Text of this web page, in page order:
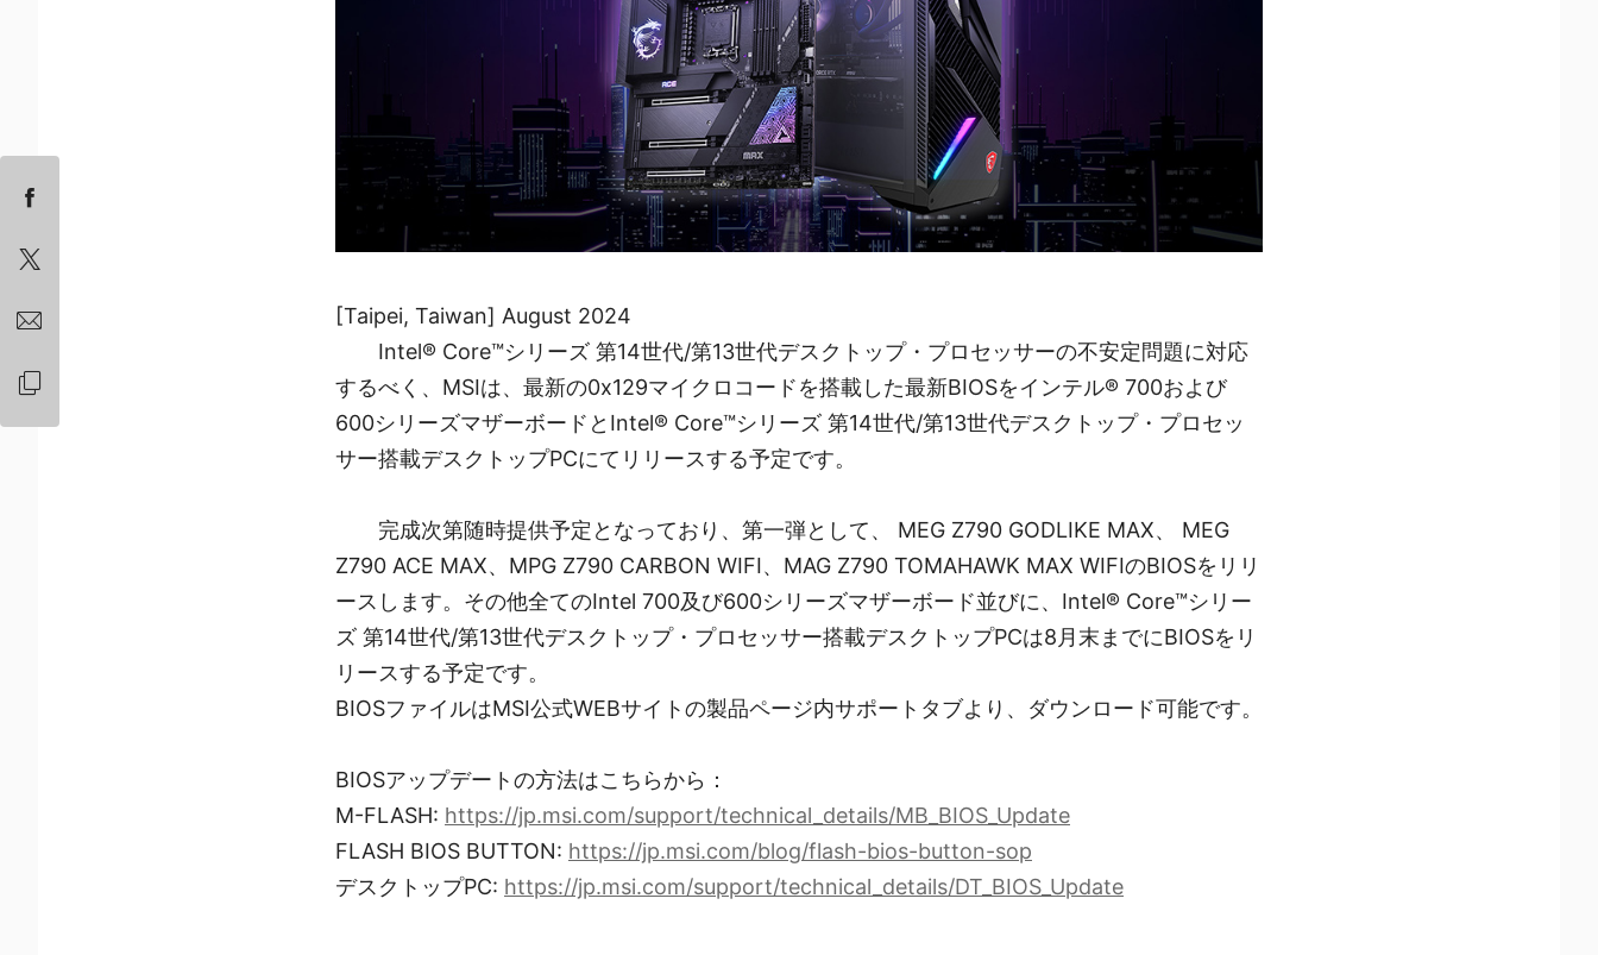
[Taipei, Taiwan] August 2024
Intel® Core™シリーズ 第14世代/第13世代デスクトップ・プロセッサーの不安定問題に対応
するべく、MSIは、最新の0x129マイクロコードを搭載した最新BIOSをインテル® 700および
600シリーズマザーボードとIntel® Core™シリーズ 第14世代/第13世代デスクトップ・プロセッ
サー搭載デスクトップPCにてリリースする予定です。
完成次第随時提供予定となっており、第一弾として、 MEG Z790 GODLIKE MAX、 MEG
Z790 ACE MAX、MPG Z790 CARBON WIFI、MAG Z790 TOMAHAWK MAX WIFIのBIOSをリリ
ースします。その他全てのIntel 700及び600シリーズマザーボード並びに、Intel® Core™シリー
ズ 第14世代/第13世代デスクトップ・プロセッサー搭載デスクトップPCは8月末までにBIOSをリ
リースする予定です。
BIOSファイルはMSI公式WEBサイトの製品ページ内サポートタブより、ダウンロード可能です。
BIOSアップデートの方法はこちらから：
M-FLASH: https://jp.msi.com/support/technical_details/MB_BIOS_Update
FLASH BIOS BUTTON: https://jp.msi.com/blog/flash-bios-button-sop
デスクトップPC: https://jp.msi.com/support/technical_details/DT_BIOS_Update